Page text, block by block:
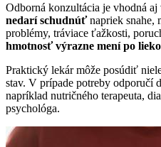
Odborná konzultácia je vhodná aj
nedarí schudnúťnapriek snahe,
problémy, tráviace ťažkosti,
hmotnosť výrazne mení po
Praktický lekár môže posúdiť
stav. V prípade potreby odporučí
napríklad nutričného terapeuta,
psychológa.